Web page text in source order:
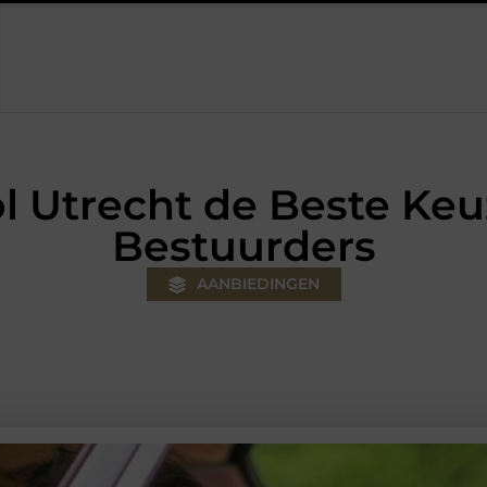
voor jouw klus
Utrecht de Beste
Bestuurders
AANBIEDINGEN